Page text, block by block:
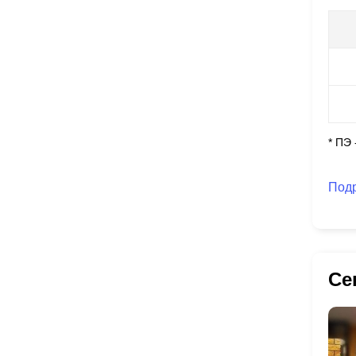
* ПЭ